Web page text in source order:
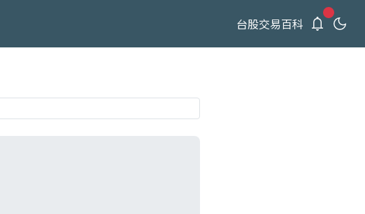
台股交易百科 新通知